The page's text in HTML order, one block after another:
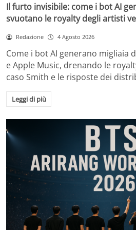
Il furto invisibile: come i bot AI
svuotano le royalty degli artisti
Redazione 4 Agosto 2026
Come i bot AI generano migliaia
e Apple Music, drenando le
caso Smith e le risposte dei
Leggi di più